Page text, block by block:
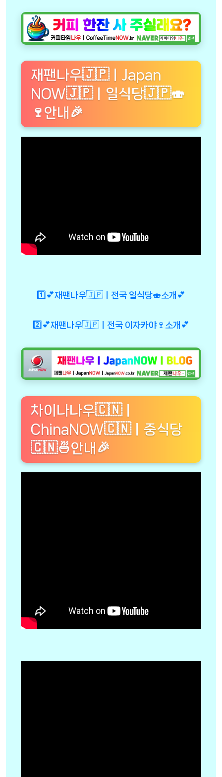
재팬나우🇯🇵ㅣJapan
NOW🇯🇵ㅣ일식당🇯🇵🍣
🍷안내🎉
1️⃣💕재팬나우🇯🇵ㅣ전국 일식당🍣소개💕
2️⃣💕재팬나우🇯🇵ㅣ전국 이자카야🍷소개💕
차이나나우🇨🇳ㅣ
ChinaNOW🇨🇳ㅣ중식당
🇨🇳🍜안내🎉